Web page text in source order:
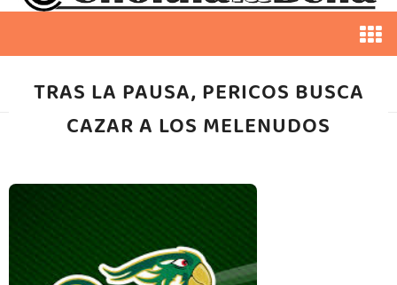
TRAS LA PAUSA, PERICOS BUSCA
CAZAR A LOS MELENUDOS